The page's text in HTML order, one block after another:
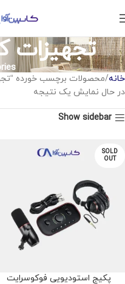
تجهیزات
خانه محصولات برچسب خورده
در حال نمایش یک نتیجه
Show sidebar
SOLD
OUT
پکیج استودیویی فوکوسرایت